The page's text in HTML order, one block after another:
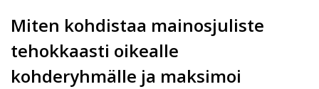
Miten kohdistaa mainosjuliste
tehokkaasti oikealle
kohderyhmälle ja maksimoi